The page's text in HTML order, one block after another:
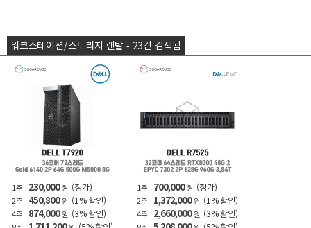
워크스테이션/스토리지 렌탈 - 23건 검색됨
1주 230,000 원 (정가)
2주 450,800 원 (1% 할인)
4주 874,000 원 (3% 할인)
1주 700,000 원 (정가)
2주 1,372,000 원 (1% 할인)
4주 2,660,000 원 (3% 할인)